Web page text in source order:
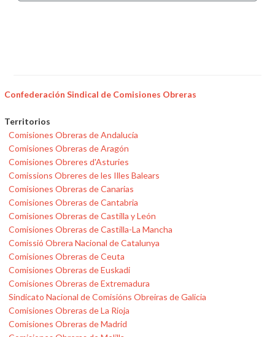
Confederación Sindical de Comisiones Obreras
Territorios
Comisiones Obreras de Andalucía
Comisiones Obreras de Aragón
Comisiones Obreres d'Asturies
Comissions Obreres de les Illes Balears
Comisiones Obreras de Canarias
Comisiones Obreras de Cantabria
Comisiones Obreras de Castilla y León
Comisiones Obreras de Castilla-La Mancha
Comissió Obrera Nacional de Catalunya
Comisiones Obreras de Ceuta
Comisiones Obreras de Euskadi
Comisiones Obreras de Extremadura
Sindicato Nacional de Comisións Obreiras de Galicia
Comisiones Obreras de La Rioja
Comisiones Obreras de Madrid